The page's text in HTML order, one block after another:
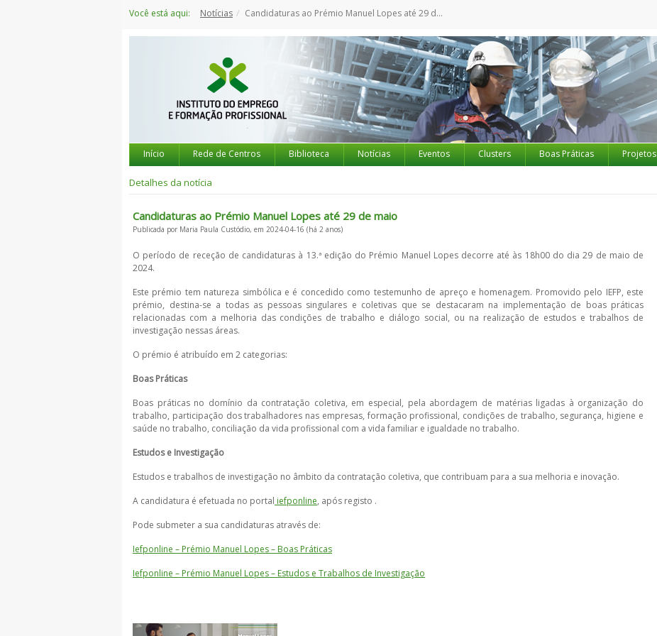
para
Você está aqui: Notícias Candidaturas ao Prémio Manuel Lopes até 29 de maio
Início Rede de Centros Biblioteca Notícias Eventos Clusters Boas Práticas Projetos
Detalhes da notícia
Candidaturas ao Prémio Manuel Lopes até 29 de maio
Publicada por Maria Paula Custódio, em 2024-04-16 (há 2 anos)
O período de receção de candidaturas à 13.ª edição do Prémio Manuel Lopes decorre até às 18h00 do dia 29 de maio de
2024.
Este prémio tem natureza simbólica e é concedido como testemunho de apreço e homenagem. Promovido pelo IEFP, este
prémio, destina-se a todas as pessoas singulares e coletivas que se destacaram na implementação de boas práticas
relacionadas com a melhoria das condições de trabalho e diálogo social, ou na realização de estudos e trabalhos de
investigação nessas áreas.
O prémio é atribuído em 2 categorias:
Boas Práticas
Boas práticas no domínio da contratação coletiva, em especial, pela abordagem de matérias ligadas à organização do
trabalho, participação dos trabalhadores nas empresas, formação profissional, condições de trabalho, segurança, higiene e
saúde no trabalho, conciliação da vida profissional com a vida familiar e igualdade no trabalho.
Estudos e Investigação
Estudos e trabalhos de investigação no âmbito da contratação coletiva, que contribuam para a sua melhoria e inovação.
A candidatura é efetuada no portal iefponline, após registo .
Pode submeter a sua candidaturas através de:
Iefponline – Prémio Manuel Lopes – Boas Práticas
Iefponline – Prémio Manuel Lopes – Estudos e Trabalhos de Investigação